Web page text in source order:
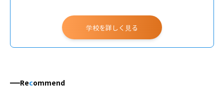
学校を詳しく見る
Recommend